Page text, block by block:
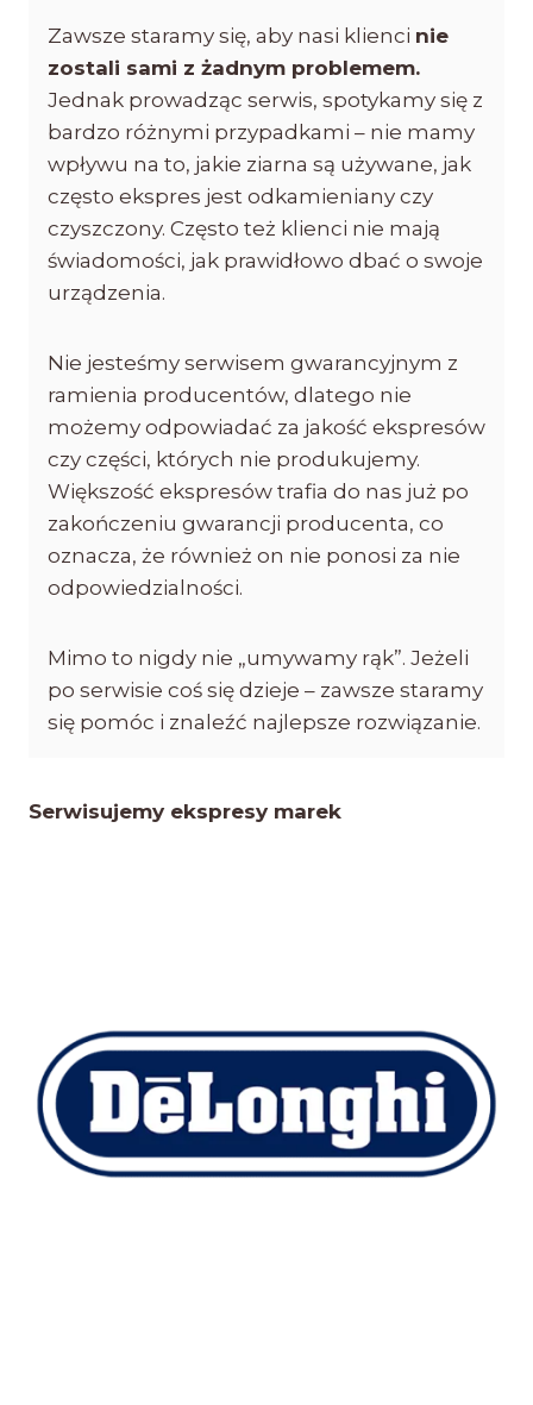
Zawsze staramy się, aby nasi klienci nie
zostali sami z żadnym problemem.
Jednak prowadząc serwis, spotykamy się z
bardzo różnymi przypadkami – nie mamy
wpływu na to, jakie ziarna są używane, jak
często ekspres jest odkamieniany czy
czyszczony. Często też klienci nie mają
świadomości, jak prawidłowo dbać o swoje
urządzenia.
Nie jesteśmy serwisem gwarancyjnym z
ramienia producentów, dlatego nie
możemy odpowiadać za jakość ekspresów
czy części, których nie produkujemy.
Większość ekspresów trafia do nas już po
zakończeniu gwarancji producenta, co
oznacza, że również on nie ponosi za nie
odpowiedzialności.
Mimo to nigdy nie „umywamy rąk”. Jeżeli
po serwisie coś się dzieje – zawsze staramy
się pomóc i znaleźć najlepsze rozwiązanie.
Serwisujemy ekspresy marek